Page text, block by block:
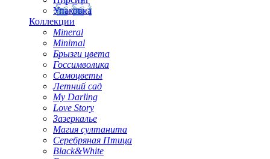
Упаковка
Коллекции
Mineral
Minimal
Брызги цвета
Госсимволика
Самоцветы
Летний сад
My Darling
Love Story
Зазеркалье
Магия султанита
Серебряная Птица
Black&White